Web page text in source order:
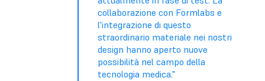
collaborazione con Formlabs e
l'integrazione di questo
straordinario materiale nei nostri
design hanno aperto nuove
possibilità nel campo della
tecnologia medica."